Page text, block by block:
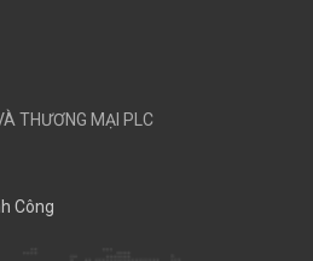
THƯƠNG MẠI PLC
Công